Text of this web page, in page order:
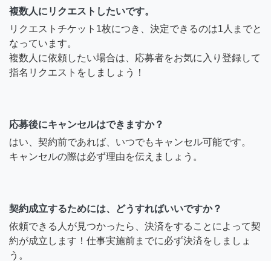
複数人にリクエストしたいです。
リクエストチケット1枚につき、決定できるのは1人までと
なっています。
複数人に依頼したい場合は、応募者をお気に入り登録して
指名リクエストをしましょう！
応募後にキャンセルはできますか？
はい、契約前であれば、いつでもキャンセル可能です。
キャンセルの際は必ず理由を伝えましょう。
契約成立するためには、どうすればいいですか？
依頼できる人が見つかったら、決済をすることによって契
約が成立します！仕事実施前までに必ず決済をしましょ
う。